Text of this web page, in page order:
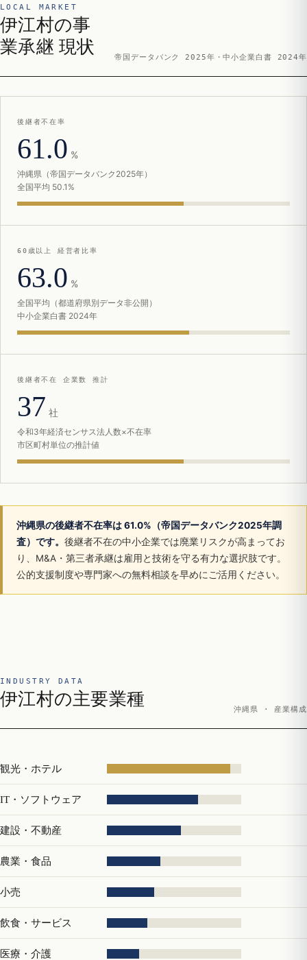
LOCAL MARKET
伊江村の事
業承継 現状
帝国データバンク 2025年・中小企業白書 2024年
後継者不在率
61.0 %
沖縄県（帝国データバンク2025年）
全国平均 50.1%
60歳以上 経営者比率
63.0 %
全国平均（都道府県別データ非公開）
中小企業白書 2024年
後継者不在 企業数 推計
37 社
令和3年経済センサス法人数×不在率
市区町村単位の推計値
沖縄県の後継者不在率は 61.0%（帝国データバンク2025年調
査）です。 後継者不在の中小企業では廃業リスクが高まってお
り、M&A・第三者承継は雇用と技術を守る有力な選択肢です。
公的支援制度や専門家への無料相談を早めにご活用ください。
INDUSTRY DATA
伊江村の主要業種
沖縄県 · 産業構成
観光・ホテル
IT・ソフトウェア
建設・不動産
農業・食品
小売
飲食・サービス
医療・介護